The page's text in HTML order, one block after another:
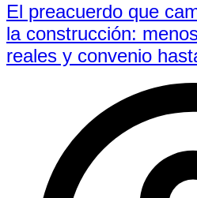
El preacuerdo que
la construcción:
reales y convenio